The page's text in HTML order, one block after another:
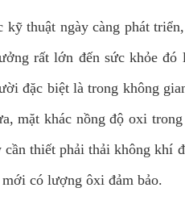
thuật ngày càng phát
rất lớn đến sức khỏe
đặc biệt là trong không
mặt khác nồng độ oxi
thiết phải thải không khí
có lượng ôxi đảm bảo.